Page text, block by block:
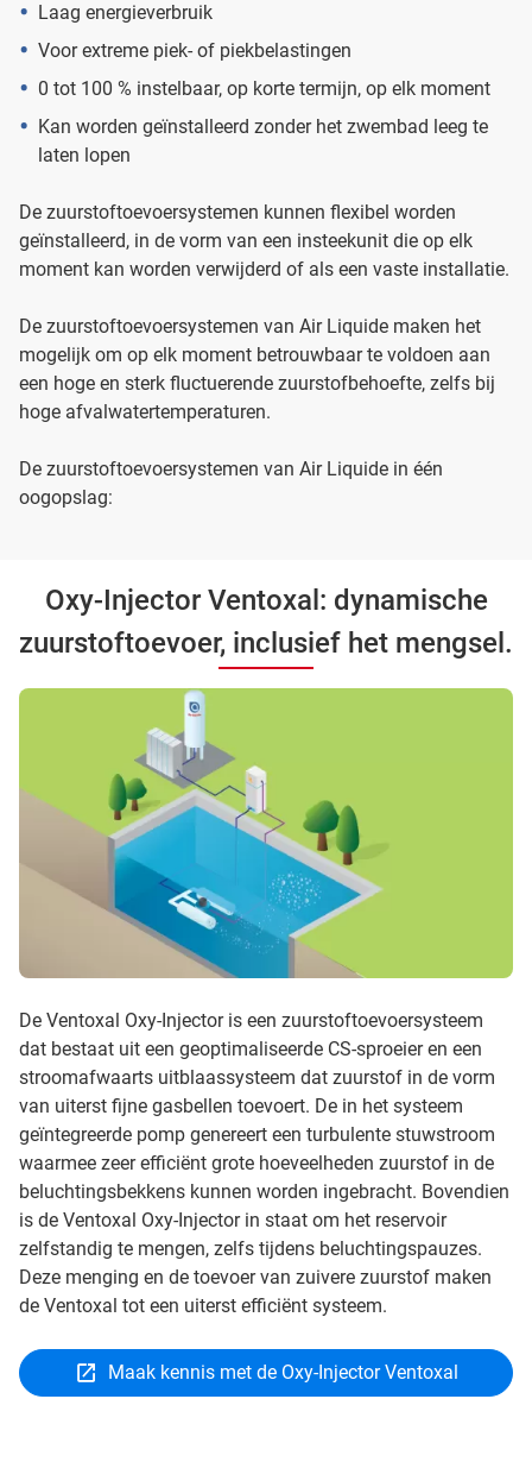
Laag energieverbruik
Voor extreme piek- of piekbelastingen
0 tot 100 % instelbaar, op korte termijn, op elk moment
Kan worden geïnstalleerd zonder het zwembad leeg te
laten lopen
De zuurstoftoevoersystemen kunnen flexibel worden
geïnstalleerd, in de vorm van een insteekunit die op elk
moment kan worden verwijderd of als een vaste installatie.
De zuurstoftoevoersystemen van Air Liquide maken het
mogelijk om op elk moment betrouwbaar te voldoen aan
een hoge en sterk fluctuerende zuurstofbehoefte, zelfs bij
hoge afvalwatertemperaturen.
De zuurstoftoevoersystemen van Air Liquide in één
oogopslag:
Oxy-Injector Ventoxal: dynamische
zuurstoftoevoer, inclusief het mengsel.
De Ventoxal Oxy-Injector is een zuurstoftoevoersysteem
dat bestaat uit een geoptimaliseerde CS-sproeier en een
stroomafwaarts uitblaassysteem dat zuurstof in de vorm
van uiterst fijne gasbellen toevoert. De in het systeem
geïntegreerde pomp genereert een turbulente stuwstroom
waarmee zeer efficiënt grote hoeveelheden zuurstof in de
beluchtingsbekkens kunnen worden ingebracht. Bovendien
is de Ventoxal Oxy-Injector in staat om het reservoir
zelfstandig te mengen, zelfs tijdens beluchtingspauzes.
Deze menging en de toevoer van zuivere zuurstof maken
de Ventoxal tot een uiterst efficiënt systeem.
Maak kennis met de Oxy-Injector Ventoxal